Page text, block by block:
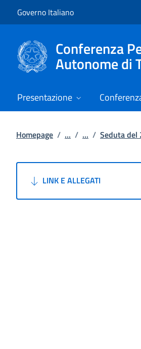
Governo Italiano
Conferenza
Autonome di
Presentazione
Homepage / ... / ... / Seduta del
LINK E ALLEGATI